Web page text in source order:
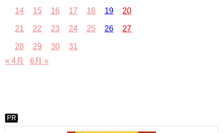
14 15 16 17 18 19 20
21 22 23 24 25 26 27
28 29 30
31
« 4月
6月 »
PR